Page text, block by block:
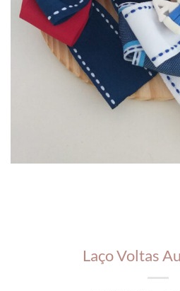
Laço Voltas